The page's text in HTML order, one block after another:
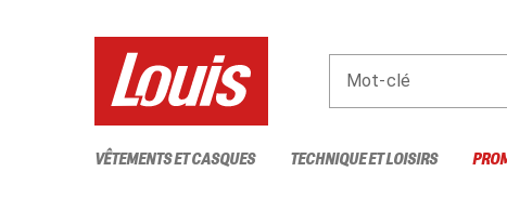
Mot-clé
VÊTEMENTS ET CASQUES TECHNIQUE ET LOISIRS